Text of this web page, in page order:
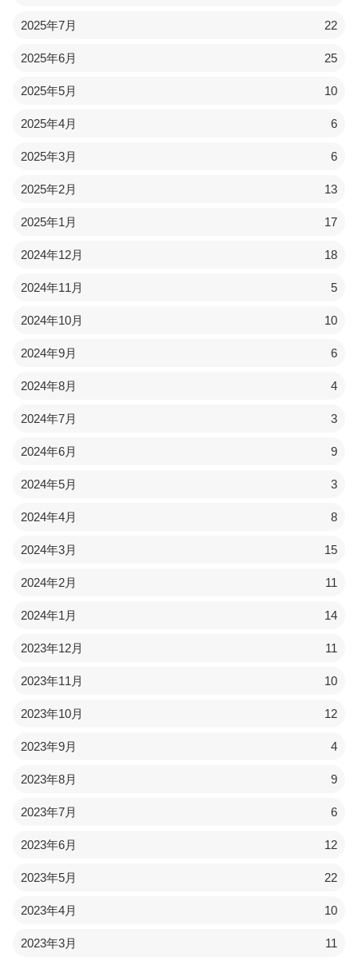
2025年7月 22
2025年6月 25
2025年5月 10
2025年4月 6
2025年3月 6
2025年2月 13
2025年1月 17
2024年12月 18
2024年11月 5
2024年10月 10
2024年9月 6
2024年8月 4
2024年7月 3
2024年6月 9
2024年5月 3
2024年4月 8
2024年3月 15
2024年2月 11
2024年1月 14
2023年12月 11
2023年11月 10
2023年10月 12
2023年9月 4
2023年8月 9
2023年7月 6
2023年6月 12
2023年5月 22
2023年4月 10
2023年3月 11